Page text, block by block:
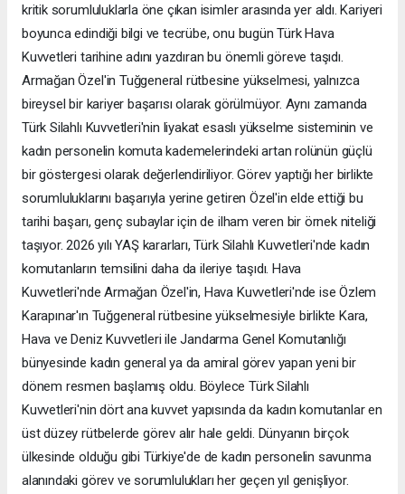
kritik sorumluluklarla öne çıkan isimler arasında yer aldı. Kariyeri
boyunca edindiği bilgi ve tecrübe, onu bugün Türk Hava
Kuvvetleri tarihine adını yazdıran bu önemli göreve taşıdı.
Armağan Özel'in Tuğgeneral rütbesine yükselmesi, yalnızca
bireysel bir kariyer başarısı olarak görülmüyor. Aynı zamanda
Türk Silahlı Kuvvetleri'nin liyakat esaslı yükselme sisteminin ve
kadın personelin komuta kademelerindeki artan rolünün güçlü
bir göstergesi olarak değerlendiriliyor. Görev yaptığı her birlikte
sorumluluklarını başarıyla yerine getiren Özel'in elde ettiği bu
tarihi başarı, genç subaylar için de ilham veren bir örnek niteliği
taşıyor. 2026 yılı YAŞ kararları, Türk Silahlı Kuvvetleri'nde kadın
komutanların temsilini daha da ileriye taşıdı. Hava
Kuvvetleri'nde Armağan Özel'in, Hava Kuvvetleri'nde ise Özlem
Karapınar'ın Tuğgeneral rütbesine yükselmesiyle birlikte Kara,
Hava ve Deniz Kuvvetleri ile Jandarma Genel Komutanlığı
bünyesinde kadın general ya da amiral görev yapan yeni bir
dönem resmen başlamış oldu. Böylece Türk Silahlı
Kuvvetleri'nin dört ana kuvvet yapısında da kadın komutanlar en
üst düzey rütbelerde görev alır hale geldi. Dünyanın birçok
ülkesinde olduğu gibi Türkiye'de de kadın personelin savunma
alanındaki görev ve sorumlulukları her geçen yıl genişliyor.